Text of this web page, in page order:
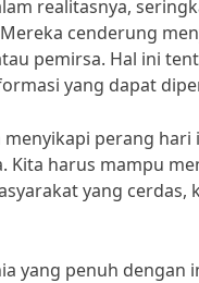
realitasnya,
cenderung
pemirsa. Hal ini
yang dapat
menyikapi perang
Kita harus mampu
yang
yang penuh